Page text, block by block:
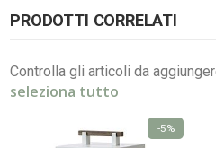
PRODOTTI CORRELATI
Controlla gli articoli da
seleziona tutto
-5%